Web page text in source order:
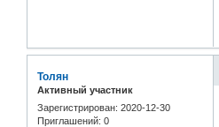
Толян
Активный участник
Зарегистрирован: 2020-12-30
Приглашений: 0